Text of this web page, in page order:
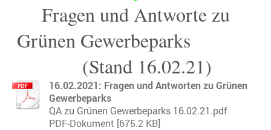
Fragen und Antworte zu
Grünen Gewerbeparks
(Stand 16.02.21)
16.02.2021: Fragen und Antworten zu Grünen
Gewerbeparks
QA zu Grünen Gewerbeparks 16.02.21.pdf
PDF-Dokument [675.2 KB]